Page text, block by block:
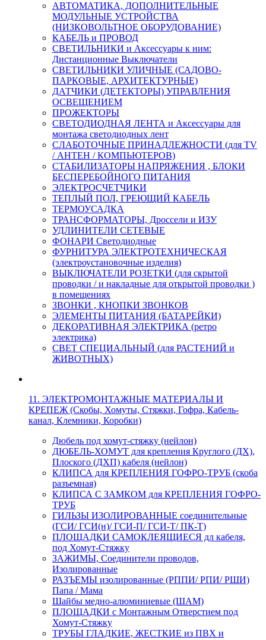
АВТОМАТИКА, ДОПОЛНИТЕЛЬНЫЕ
МОДУЛЬНЫЕ УСТРОЙСТВА
(НИЗКОВОЛЬТНОЕ ОБОРУДОВАНИЕ)
КАБЕЛЬ и ПРОВОД
СВЕТИЛЬНИКИ и Аксессуары к ним:
Дистанционные Выключатели
СВЕТИЛЬНИКИ УЛИЧНЫЕ (САДОВО-
ПАРКОВЫЕ, АРХИТЕКТУРНЫЕ)
ДАТЧИКИ (ДЕТЕКТОРЫ) УПРАВЛЕНИЯ
ОСВЕЩЕНИЕМ
ПРОЖЕКТОРЫ
СВЕТОДИОДНАЯ ЛЕНТА и Аксессуары для
монтажа светодиодных лент
СЛАБОТОЧНЫЕ ПРИНАДЛЕЖНОСТИ (для TV
/ АНТЕН / КОМПЬЮТЕРОВ)
СТАБИЛИЗАТОРЫ НАПРЯЖЕНИЯ , БЛОКИ
БЕСПЕРЕБОЙНОГО ПИТАНИЯ
ЭЛЕКТРОСЧЕТЧИКИ
ТЕПЛЫЙ ПОЛ, ГРЕЮЩИЙ КАБЕЛЬ
ТЕРМОУСАДКА
ТРАНСФОРМАТОРЫ, Дроссели и ИЗУ
УДЛИНИТЕЛИ СЕТЕВЫЕ
ФОНАРИ Светодиодные
ФУРНИТУРА ЭЛЕКТРОТЕХНИЧЕСКАЯ
(электроустановочные изделия)
ВЫКЛЮЧАТЕЛИ РОЗЕТКИ (для скрытой
проводки / и накладные для открытой проводки )
в помещениях
ЗВОНКИ , КНОПКИ ЗВОНКОВ
ЭЛЕМЕНТЫ ПИТАНИЯ (БАТАРЕЙКИ)
ДЕКОРАТИВНАЯ ЭЛЕКТРИКА (ретро
электрика)
СВЕТ СПЕЦИАЛЬНЫЙ (для РАСТЕНИЙ и
ЖИВОТНЫХ)
11. ЭЛЕКТРОМОНТАЖНЫЕ МАТЕРИАЛЫ И
КРЕПЕЖ (Скобы, Хомуты, Стяжки, Гофра, Кабель-
канал, Клемники, Коробки)
Дюбель под хомут-стяжку (нейлон)
ДЮБЕЛЬ-ХОМУТ для крепления Круглого (ДХ),
Плоского (ДХП) кабеля (нейлон)
КЛИПСА для КРЕПЛЕНИЯ ГОФРО-ТРУБ (скоба
разъемная)
КЛИПСА С ЗАМКОМ для КРЕПЛЕНИЯ ГОФРО-
ТРУБ
ГИЛЬЗЫ ИЗОЛИРОВАННЫЕ соединительные
(ГСИ/ ГСИ(н)/ ГСИ-П/ ГСИ-Т/ ПК-Т)
ПЛОЩАДКИ САМОКЛЕЯЩИЕСЯ дл кабеля,
под Хомут-Стяжку
ЗАЖИМЫ, Соединители проводов,
Изолированные
РАЗЪЕМЫ изолированные (РППИ/ РПИ/ РШИ)
Папа / Мама
Шайбы медно-алюминиевые (ШАМ)
ПЛОЩАДКИ с Монтажным Отверстием под
Хомут-Стяжку
ТРУБЫ ГЛАДКИЕ, ЖЕСТКИЕ из ПВХ и